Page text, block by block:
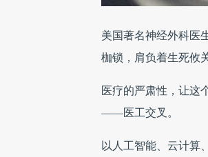
美国著名神经外科医
枷锁，肩负着生死攸
医疗的严肃性，让这
——医工交叉。
以人工智能、云计算